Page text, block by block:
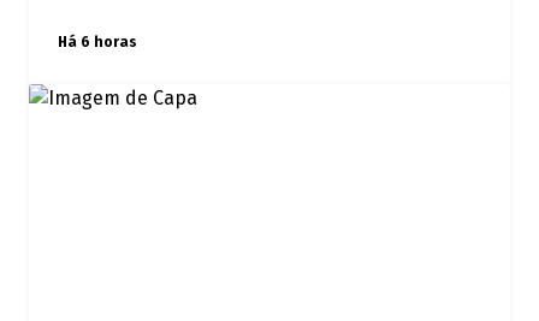
Há 6 horas